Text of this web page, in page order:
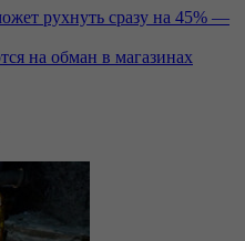
рухнуть сразу на 45% —
на обман в магазинах